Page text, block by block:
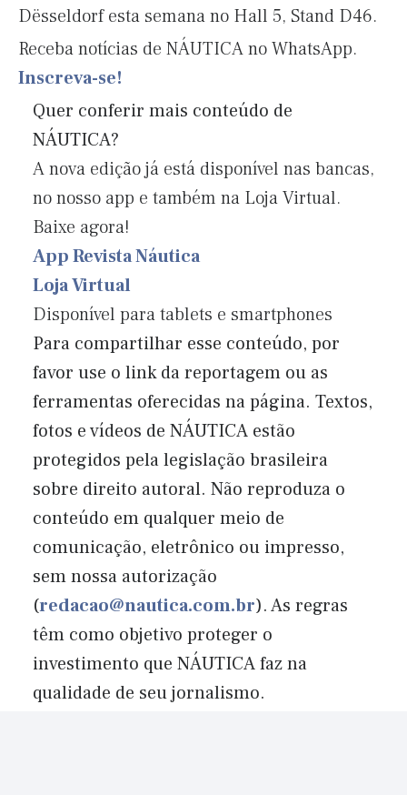
Dësseldorf esta semana no Hall 5, Stand D46.
Receba notícias de NÁUTICA no WhatsApp.
Inscreva-se!
Quer conferir mais conteúdo de
NÁUTICA?
A nova edição já está disponível nas bancas,
no nosso app e também na Loja Virtual.
Baixe agora!
App Revista Náutica
Loja Virtual
Disponível para tablets e smartphones
Para compartilhar esse conteúdo, por
favor use o link da reportagem ou as
ferramentas oferecidas na página. Textos,
fotos e vídeos de NÁUTICA estão
protegidos pela legislação brasileira
sobre direito autoral. Não reproduza o
conteúdo em qualquer meio de
comunicação, eletrônico ou impresso,
sem nossa autorização
(redacao@nautica.com.br). As regras
têm como objetivo proteger o
investimento que NÁUTICA faz na
qualidade de seu jornalismo.